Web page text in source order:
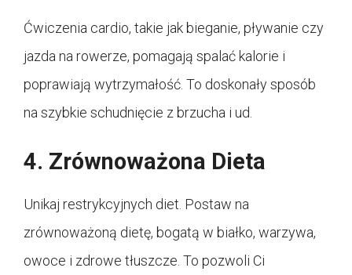
Ćwiczenia cardio, takie jak bieganie, pływanie czy
jazda na rowerze, pomagają spalać kalorie i
poprawiają wytrzymałość. To doskonały sposób
na szybkie schudnięcie z brzucha i ud.
4. Zrównoważona Dieta
Unikaj restrykcyjnych diet. Postaw na
zrównoważoną dietę, bogatą w białko, warzywa,
owoce i zdrowe tłuszcze. To pozwoli Ci